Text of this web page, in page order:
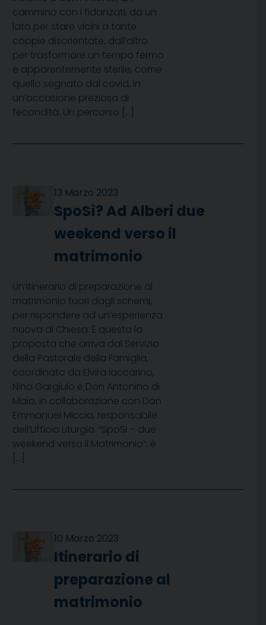
cammino con i fidanzati, da un
lato per stare vicini a tante
coppie disorientate, dall’altro
per trasformare un tempo fermo
e apparentemente sterile, come
quello segnato dal covid, in
un’occasione preziosa di
fecondità. Un percorso […]
13 Marzo 2023
SpoSì? Ad Alberi due
weekend verso il
matrimonio
Un’itinerario di preparazione al
matrimonio fuori dagli schemi,
per rispondere ad un’esperienza
nuova di Chiesa. È questa la
proposta che arriva dal Servizio
della Pastorale della Famiglia,
coordinato da Elvira Iaccarino,
Nino Gargiulo e Don Antonino di
Maio, in collaborazione con Don
Emmanuel Miccio, responsabile
dell’Ufficio Liturgia. “SpoSI – due
weekend verso il Matrimonio“, è
[…]
10 Marzo 2023
Itinerario di
preparazione al
matrimonio